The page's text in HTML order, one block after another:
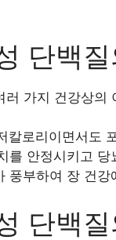
단백
러 가지 건강상
칼로리이면서도
를 안정시키고
풍부하여 장 건
단백